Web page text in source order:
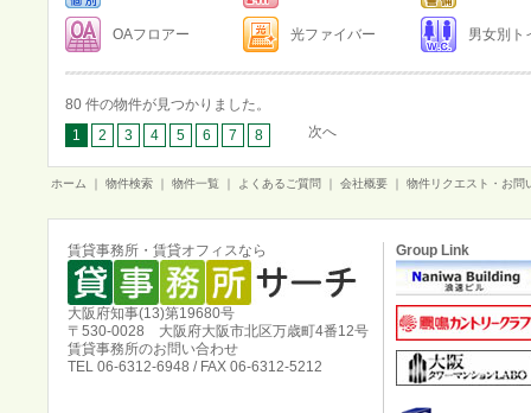
OAフロアー 光ファイバー 男女別ト
80 件の物件が見つかりました。
1
2 3 4 5 6 7 8 次へ
ホーム 物件検索 物件一覧 よくあるご質問 会社概要 物件リクエスト・お問
賃貸事務所・賃貸オフィスなら
大阪府知事(13)第19680号
〒530-0028 大阪府大阪市北区万歳町4番12号
賃貸事務所のお問い合わせ
TEL 06-6312-6948 / FAX 06-6312-5212
Group Link